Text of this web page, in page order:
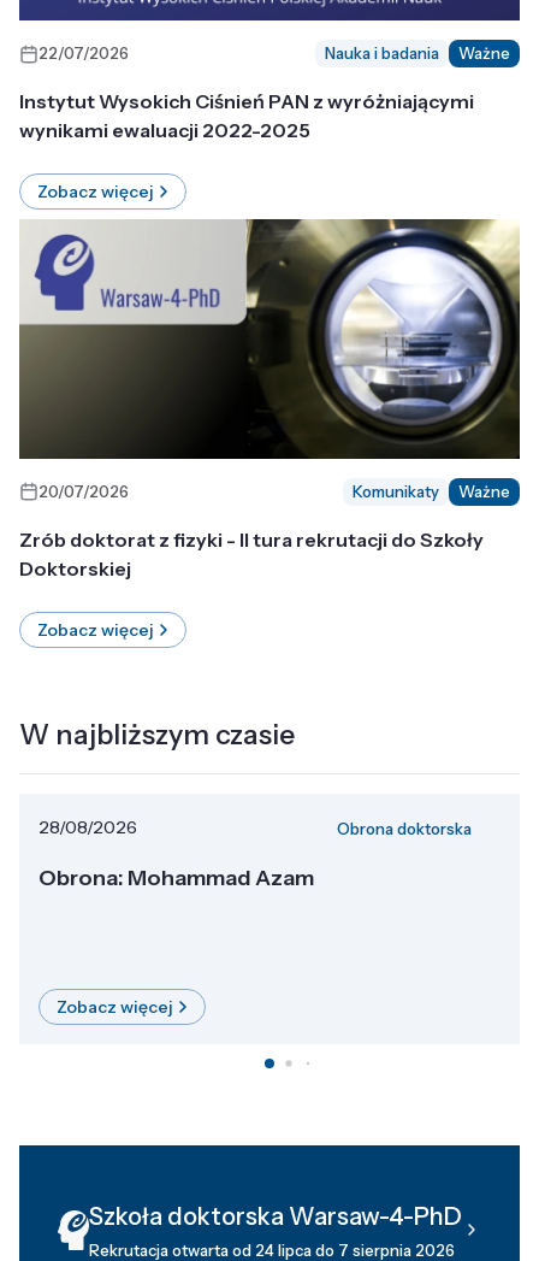
22/07/2026 Nauka i badania Ważne
Instytut Wysokich Ciśnień PAN z wyróżniającymi
wynikami ewaluacji 2022-2025
Zobacz więcej
20/07/2026 Komunikaty Ważne
Zrób doktorat z fizyki - II tura rekrutacji do Szkoły
Doktorskiej
Zobacz więcej
W najbliższym czasie
28/08/2026 Obrona doktorska
Obrona: Mohammad Azam
Zobacz więcej
Szkoła doktorska Warsaw-4-PhD
Rekrutacja otwarta od 24 lipca do 7 sierpnia 2026